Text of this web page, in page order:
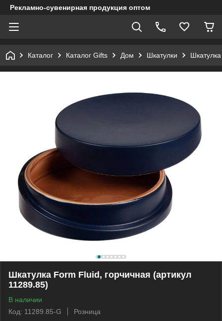
Рекламно-сувенирная продукция оптом
Каталог Каталог Gifts Дом Шкатулки
Шкатулка Form Fluid, горчичная (артикул
11289.85)
В наличии
Код: 11289.85-G
Розница